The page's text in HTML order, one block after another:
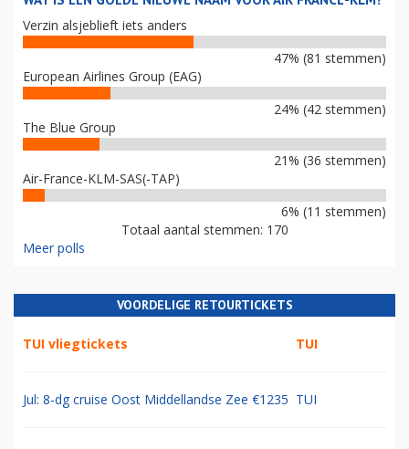
Verzin alsjeblieft iets anders
47% (81 stemmen)
European Airlines Group (EAG)
24% (42 stemmen)
The Blue Group
21% (36 stemmen)
Air-France-KLM-SAS(-TAP)
6% (11 stemmen)
Totaal aantal stemmen: 170
Meer polls
VOORDELIGE RETOURTICKETS
TUI vliegtickets TUI
Jul: 8-dg cruise Oost Middellandse Zee €1235 TUI